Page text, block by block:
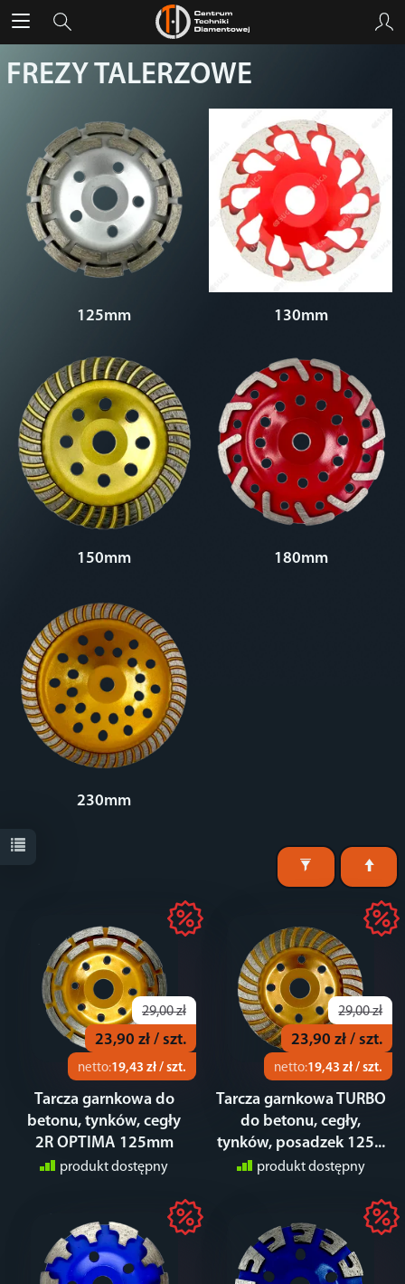
FREZY TALERZOWE
125mm 130mm
150mm 180mm
230mm
29,00 zł
23,90 zł / szt.
netto:19,43 zł / szt.
Tarcza garnkowa do
betonu, tynków, cegły
2R OPTIMA 125mm
produkt dostępny
29,00 zł
23,90 zł / szt.
netto:19,43 zł / szt.
Tarcza garnkowa TURBO
do betonu, cegły,
tynków, posadzek 125...
produkt dostępny